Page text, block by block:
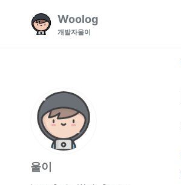
Woolog
개발자울이
울이